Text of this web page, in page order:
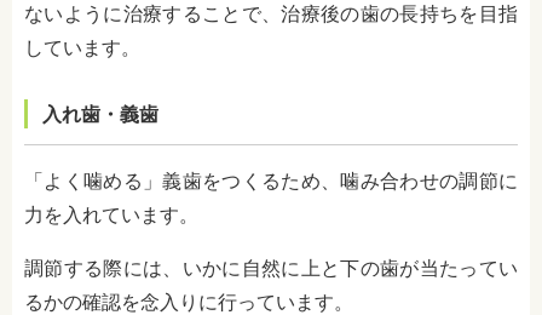
ないように治療することで、治療後の歯の長持ちを目指
しています。
入れ歯・義歯
「よく噛める」義歯をつくるため、噛み合わせの調節に
力を入れています。
調節する際には、いかに 自然に上と下の歯が当たってい
るかの確認を念入りに行っています。